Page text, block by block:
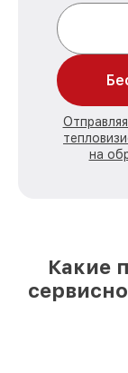
на
Какие